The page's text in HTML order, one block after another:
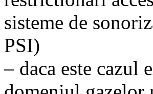
sisteme de
PSI)
– daca este cazul